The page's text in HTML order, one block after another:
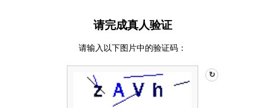
请完成真人验证
请输入以下图片中的验证码：
↻